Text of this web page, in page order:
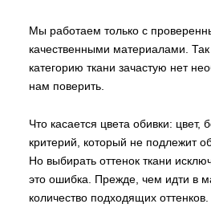
Мы работаем только с
качественными материалами.
категорию ткани зачастую нет
нам поверить.
Что касается цвета обивки: цвет,
критерий, который не подлежит
Но выбирать оттенок ткани
это ошибка. Прежде, чем идти в
количество подходящих